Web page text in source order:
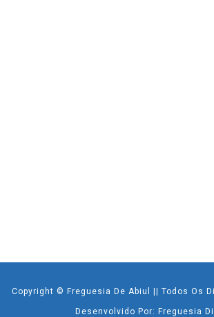
Copyright © Freguesia De Abiul || Todos Os
Desenvolvido Por: Freguesia